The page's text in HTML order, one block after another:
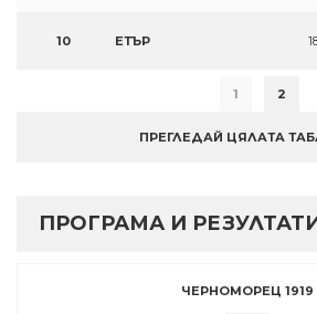
10 ЕТЪР
1 2
ПРЕГЛЕДАЙ ЦЯЛАТА
ПРОГРАМА И
ЧЕРНОМОРЕЦ 1919